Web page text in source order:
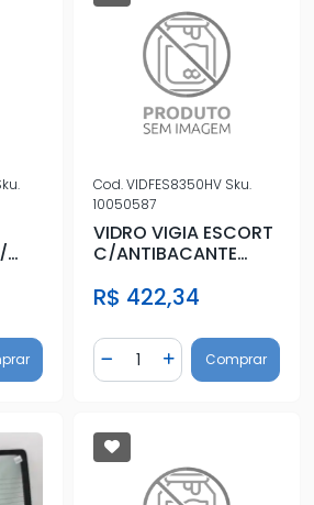
Cod.VIDFES8350HV Sku.
10050587
VIDRO VIGIA ESCORT
C/ANTIBACANTE
R$ 422,34
Diminuir Quantidade
Quantidade
AdicionarComprar